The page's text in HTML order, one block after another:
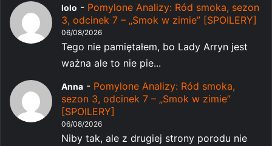
lolo - Pomylone Analizy: Ród smoka, sezon
3, odcinek 7 – „Smok w zimie” [SPOILERY]
06/08/2026
Tego nie pamiętałem, bo Lady Arryn jest
ważna ale to nie pie...
Anna - Pomylone Analizy: Ród smoka,
sezon 3, odcinek 7 – „Smok w zimie”
[SPOILERY]
06/08/2026
Niby tak, ale z drugiej strony porodu nie